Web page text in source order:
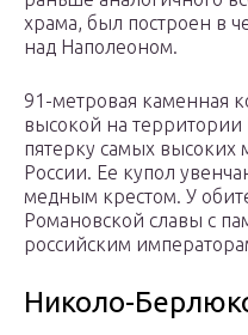
храма, был построен в
над Наполеоном.
91-метровая каменная
высокой на
пятерку самых высоких
России. Ее купол
медным крестом. У
Романовской славы с
российским
Николо-